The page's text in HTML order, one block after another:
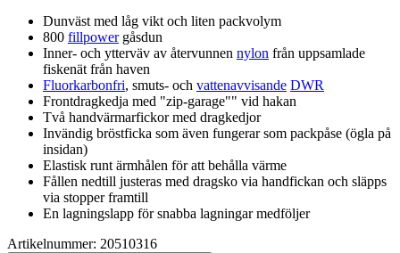
Dunväst med låg vikt och liten packvolym
800 fillpowergåsdun
Inner- och ytterväv av återvunnen nylon från uppsamlade
fiskenät från haven
Fluorkarbonfri, smuts- och vattenavvisande DWR
Frontdragkedja med "zip-garage"" vid hakan
Två handvärmarfickor med dragkedjor
Invändig bröstficka som även fungerar som packpåse (ögla på
insidan)
Elastisk runt ärmhålen för att behålla värme
Fållen nedtill justeras med dragsko via handfickan och släpps
via stopper framtill
En lagningslapp för snabba lagningar medföljer
Artikelnummer: 20510316